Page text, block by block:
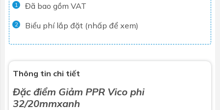
1 Đã bao gồm VAT
2 Biểu phí lắp đặt (nhấp để xem)
Thông tin chi tiết
Đặc điểm Giảm PPR Vico phi
32/20mmxanh